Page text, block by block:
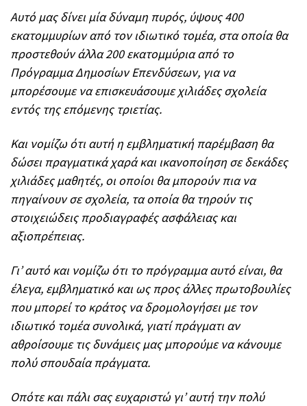
Αυτό μας δίνει μία δύναμη πυρός, ύψους 400
εκατομμυρίων από τον ιδιωτικό τομέα, στα οποία θα
προστεθούν άλλα 200 εκατομμύρια από το
Πρόγραμμα Δημοσίων Επενδύσεων, για να
μπορέσουμε να επισκευάσουμε χιλιάδες σχολεία
εντός της επόμενης τριετίας.
Και νομίζω ότι αυτή η εμβληματική παρέμβαση θα
δώσει πραγματικά χαρά και ικανοποίηση σε δεκάδες
χιλιάδες μαθητές, οι οποίοι θα μπορούν πια να
πηγαίνουν σε σχολεία, τα οποία θα τηρούν τις
στοιχειώδεις προδιαγραφές ασφάλειας και
αξιοπρέπειας.
Γι’ αυτό και νομίζω ότι το πρόγραμμα αυτό είναι, θα
έλεγα, εμβληματικό και ως προς άλλες πρωτοβουλίες
που μπορεί το κράτος να δρομολογήσει με τον
ιδιωτικό τομέα συνολικά, γιατί πράγματι αν
αθροίσουμε τις δυνάμεις μας μπορούμε να κάνουμε
πολύ σπουδαία πράγματα.
Οπότε και πάλι σας ευχαριστώ γι’ αυτή την πολύ